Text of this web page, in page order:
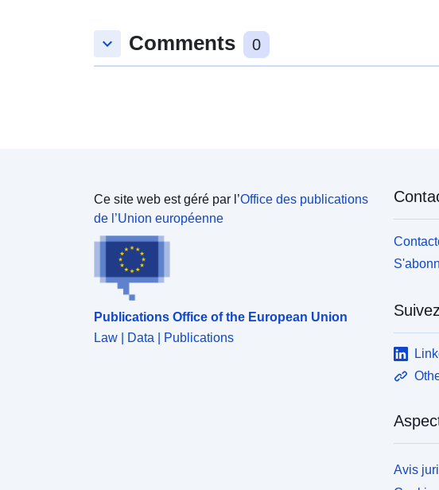
keyboard_arrow_down Comments 0
Ce site web est géré par l’Office des publications
de l’Union européenne
Publications Office of the European Union
Law | Data | Publications
Avis